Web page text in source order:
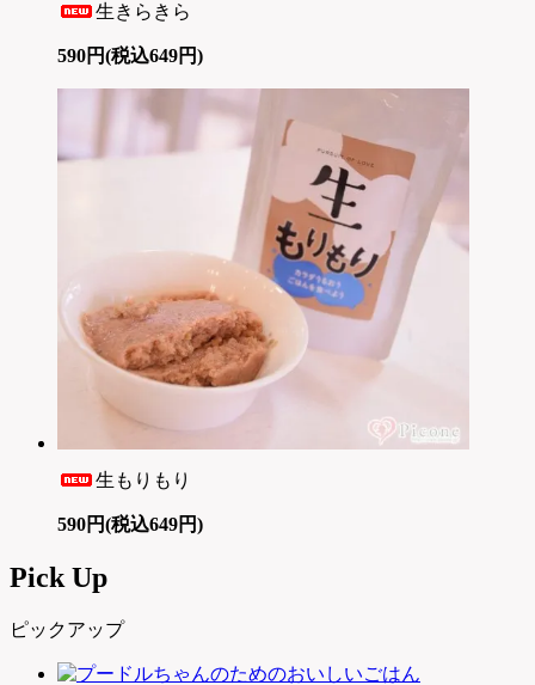
生きらきら
590円(税込649円)
生もりもり
590円(税込649円)
Pick Up
ピックアップ